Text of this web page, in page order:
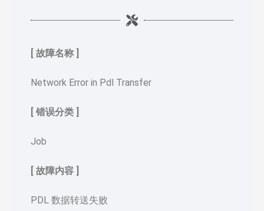
[ 故障名称 ]
Network Error in Pdl Transfer
[ 错误分类 ]
Job
[ 故障内容 ]
PDL 数据转送失败